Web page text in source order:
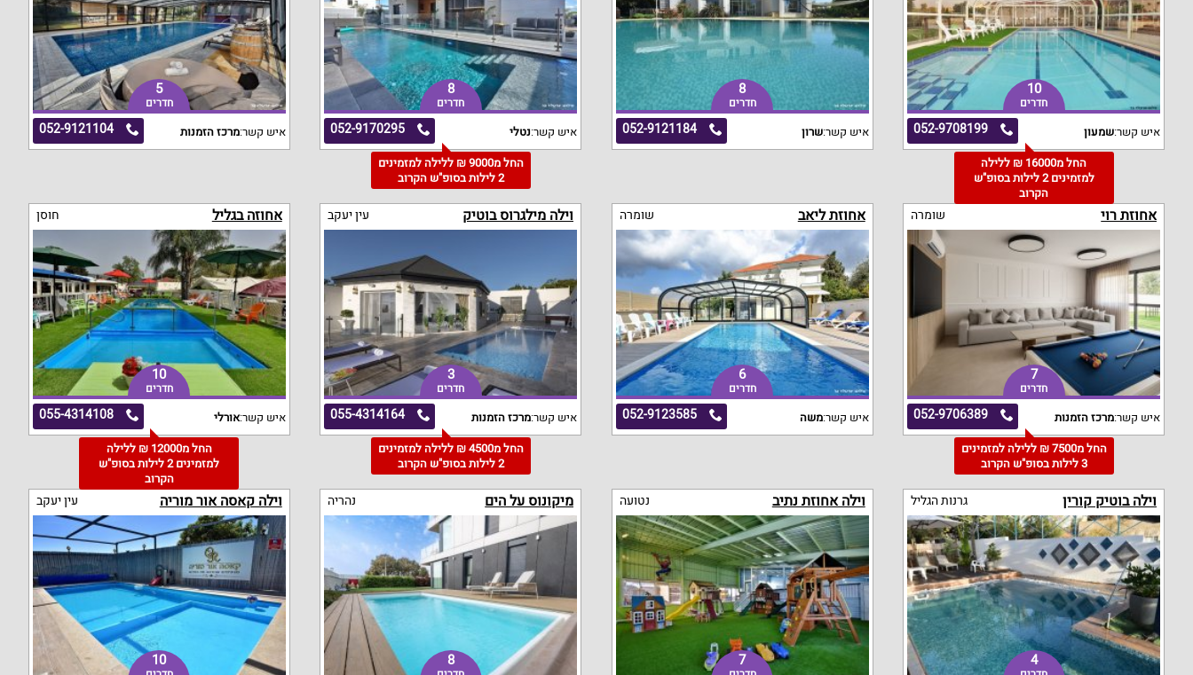
10
חדרים
052-9708199 איש קשר:שמעון
החל מ16000 ₪ ללילה
למזמינים 2 לילות בסופ"ש
הקרוב
8
חדרים
052-9121184 איש קשר:שרון
8
חדרים
052-9170295 איש קשר:נטלי
החל מ9000 ₪ ללילה למזמינים
2 לילות בסופ"ש הקרוב
5
חדרים
052-9121104 איש קשר:מרכז הזמנות
אחוזת רוי שומרה
7
חדרים
052-9706389 איש קשר:מרכז הזמנות
החל מ7500 ₪ ללילה למזמינים
3 לילות בסופ"ש הקרוב
אחוזת ליאב שומרה
6
חדרים
052-9123585 איש קשר:משה
וילה מילגרוס בוטיק עין יעקב
3
חדרים
055-4314164 איש קשר:מרכז הזמנות
החל מ4500 ₪ ללילה למזמינים
2 לילות בסופ"ש הקרוב
אחוזה בגליל חוסן
10
חדרים
055-4314108 איש קשר:אורלי
החל מ12000 ₪ ללילה
למזמינים 2 לילות בסופ"ש
הקרוב
וילה בוטיק קורין גרנות הגליל
4
וילה אחוזת נתיב נטועה
7
מיקונוס על הים נהריה
8
וילה קאסה אור מוריה עין יעקב
10